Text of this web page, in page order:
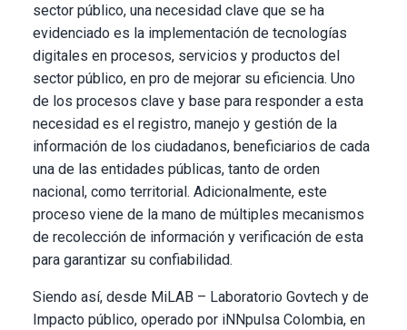
sector público, una necesidad clave que se ha
evidenciado es la implementación de tecnologías
digitales en procesos, servicios y productos del
sector público, en pro de mejorar su eficiencia. Uno
de los procesos clave y base para responder a esta
necesidad es el registro, manejo y gestión de la
información de los ciudadanos, beneficiarios de cada
una de las entidades públicas, tanto de orden
nacional, como territorial. Adicionalmente, este
proceso viene de la mano de múltiples mecanismos
de recolección de información y verificación de esta
para garantizar su confiabilidad.
Siendo así, desde MiLAB – Laboratorio Govtech y de
Impacto público, operado por iNNpulsa Colombia, en